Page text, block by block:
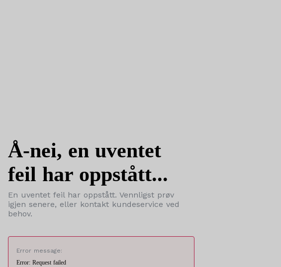
Å-nei, en uventet
feil har oppstått...
En uventet feil har oppstått. Vennligst prøv
igjen senere, eller kontakt kundeservice ved
behov.
Error message:
Error: Request failed